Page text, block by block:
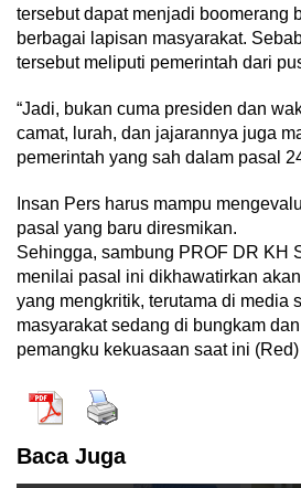
tersebut dapat menjadi boomerang
berbagai lapisan masyarakat.
tersebut meliputi pemerintah dari
“Jadi, bukan cuma presiden dan
camat, lurah, dan jajarannya juga
pemerintah yang sah dalam pasal
Insan Pers harus mampu
pasal yang baru diresmikan.
Sehingga, sambung PROF DR KH
menilai pasal ini dikhawatirkan
yang mengkritik, terutama di media
masyarakat sedang di bungkam
pemangku kekuasaan saat ini (Red)
Baca Juga